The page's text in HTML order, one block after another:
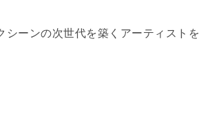
ーンの次世代を築くアーティストを